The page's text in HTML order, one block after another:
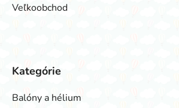
Veľkoobchod
Kategórie
Balóny a hélium